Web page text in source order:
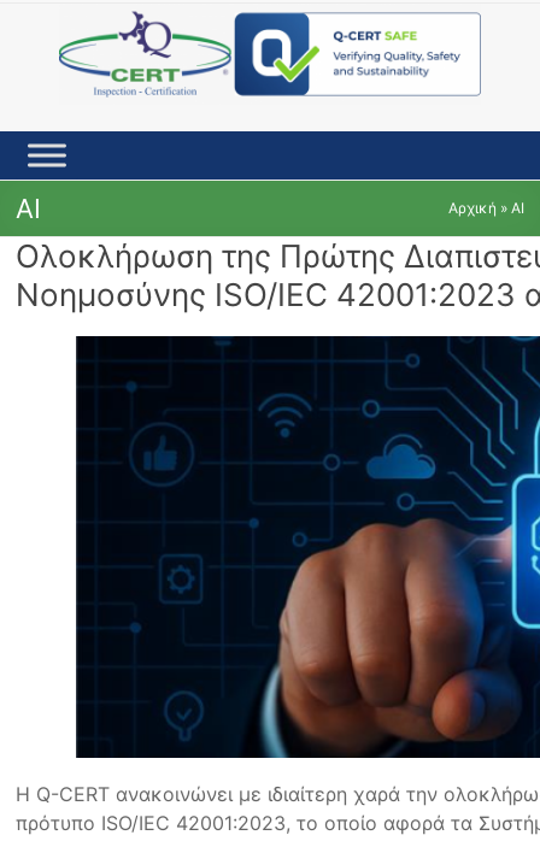
content
AI Αρχική » AI
Ολοκλήρωση της Πρώτης
Νοημοσύνης ISO/IEC 42001:2023
Η Q-CERT ανακοινώνει με ιδιαίτερη χαρά την
πρότυπο ISO/IEC 42001:2023, το οποίο αφορά τα